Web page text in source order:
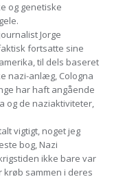
og genetiske
Jorge
fortsatte sine
til dels baseret
nazi-anlæg, Cologna
har haft angående
og de naziaktiviteter,
vigtigt, noget jeg
bog, Nazi
ikke bare var
sammen i deres